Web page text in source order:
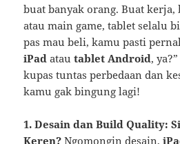
buat banyak orang. Buat
atau main game, tablet selalu
pas mau beli, kamu pasti
iPad atautablet Android,
kupas tuntas perbedaan dan
kamu gak bingung lagi!
1. Desain dan Build Quality:
Keren? Ngomongin desain,